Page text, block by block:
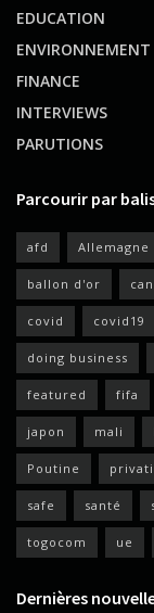
EDUCATION
ENVIRONNEMENT
FINANCE
INTERVIEWS
PARUTIONS
Parcourir par
afd Allemagne
ballon d'or
covid covid19
doing business
featured fifa
japon mali
Poutine
safe santé
togocom ue
Dernières